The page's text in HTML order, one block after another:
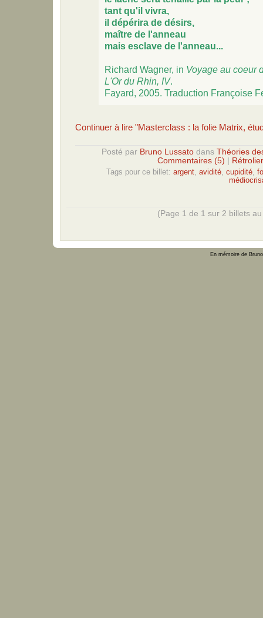
tant qu'il vivra,
il dépérira de désirs,
maître de l'anneau
mais esclave de l'anneau...
Richard Wagner, in Voyage au coeur
L'Or du Rhin, IV.
Fayard, 2005. Traduction Françoise
Continuer à lire "Masterclass : la folie Matrix,
Posté par Bruno Lussato dans Théories
Commentaires (5)
Tags pour ce billet: argent avidité cupidité
(Page 1 de 1 sur 2 billets
En mémoire de